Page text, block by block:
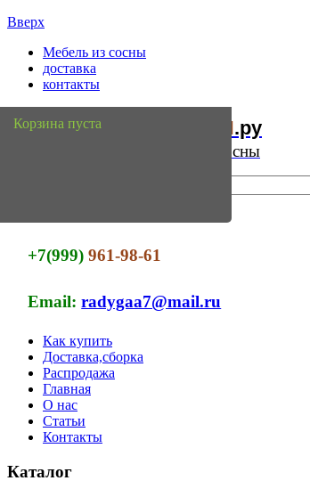
Вверх
Мебель из сосны
доставка
контакты
Мебель Сосны.ру
Интернет магазин мебели из сосны
+7(999)961-98-61
Email:radygaa7@mail.ru
Как купить
Доставка,сборка
Распродажа
Главная
О нас
Статьи
Контакты
Корзина пуста
Каталог